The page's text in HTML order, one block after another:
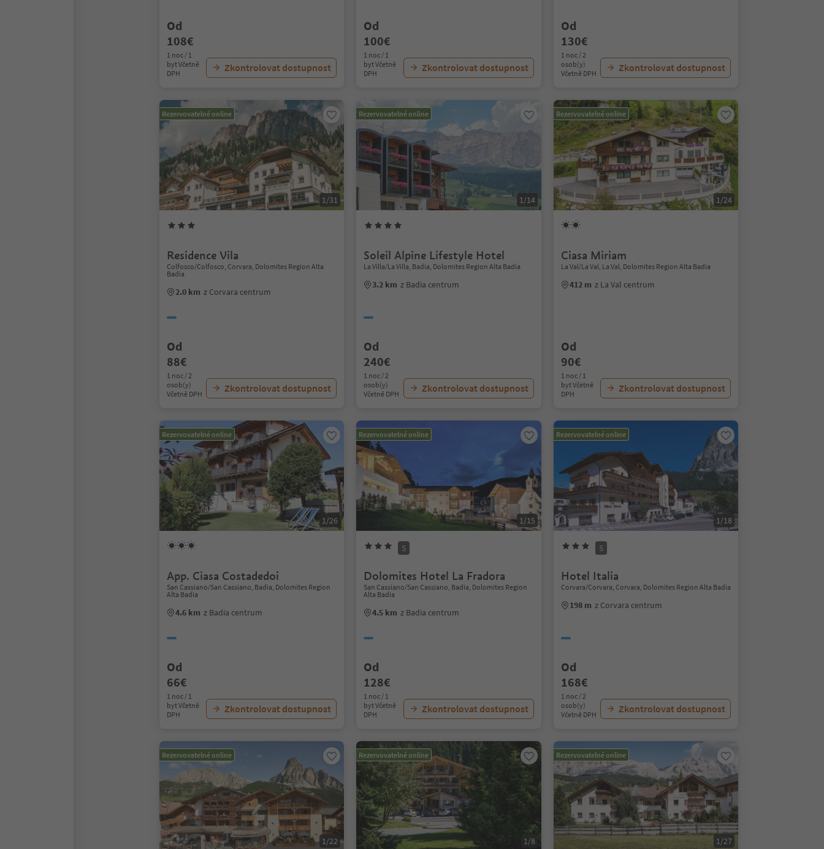
Od
108€
1 noc / 1
byt Včetně
DPH
Zkontrolovat dostupnost
Od
100€
1 noc / 1
byt Včetně
DPH
Zkontrolovat dostupnost
Od
130€
1 noc / 2
osob(y)
Včetně DPH
Zkontrolovat dostupnost
Rezervovatelné online
1/31
Residence Vila
Colfosco/Colfosco, Corvara, Dolomites Region Alta
Badia
2.0 km z Corvara centrum
Od
88€
1 noc / 2
osob(y)
Včetně DPH
Zkontrolovat dostupnost
Rezervovatelné online
1/14
Soleil Alpine Lifestyle Hotel
La Villa/La Villa, Badia, Dolomites Region Alta Badia
3.2 km z Badia centrum
Od
240€
1 noc / 2
osob(y)
Včetně DPH
Zkontrolovat dostupnost
Rezervovatelné online
1/24
Ciasa Miriam
La Val/La Val, La Val, Dolomites Region Alta Badia
412 m z La Val centrum
Od
90€
1 noc / 1
byt Včetně
DPH
Zkontrolovat dostupnost
Rezervovatelné online
1/26
App. Ciasa Costadedoi
San Cassiano/San Cassiano, Badia, Dolomites Region
Alta Badia
4.6 km z Badia centrum
Od
66€
1 noc / 1
byt Včetně
DPH
Zkontrolovat dostupnost
Rezervovatelné online
1/15
S
Dolomites Hotel La Fradora
San Cassiano/San Cassiano, Badia, Dolomites Region
Alta Badia
4.5 km z Badia centrum
Od
128€
1 noc / 1
byt Včetně
DPH
Zkontrolovat dostupnost
Rezervovatelné online
1/18
S
Hotel Italia
Corvara/Corvara, Corvara, Dolomites Region Alta Badia
198 m z Corvara centrum
Od
168€
1 noc / 2
osob(y)
Včetně DPH
Zkontrolovat dostupnost
Rezervovatelné online
1/22
Rezervovatelné online
1/8
Rezervovatelné online
1/27